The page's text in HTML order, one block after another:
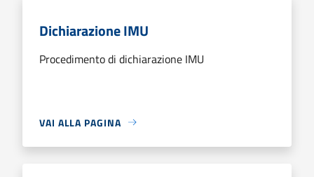
Dichiarazione IMU
Procedimento di dichiarazione IMU
VAI ALLA PAGINA